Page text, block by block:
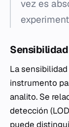
vez es
La
instrumento
analito. Se
detección
puede